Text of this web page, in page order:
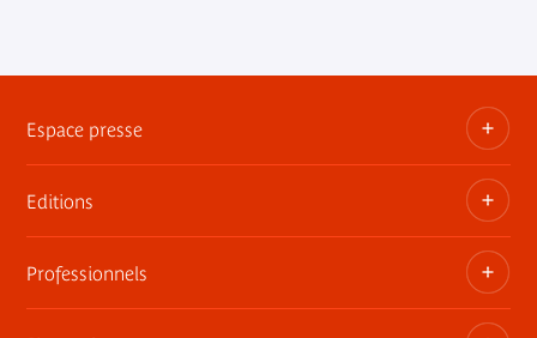
Espace presse
Dossiers, communiqués, bandes annonces
Contact presse
Editions
Les publications du musée
Professionnels